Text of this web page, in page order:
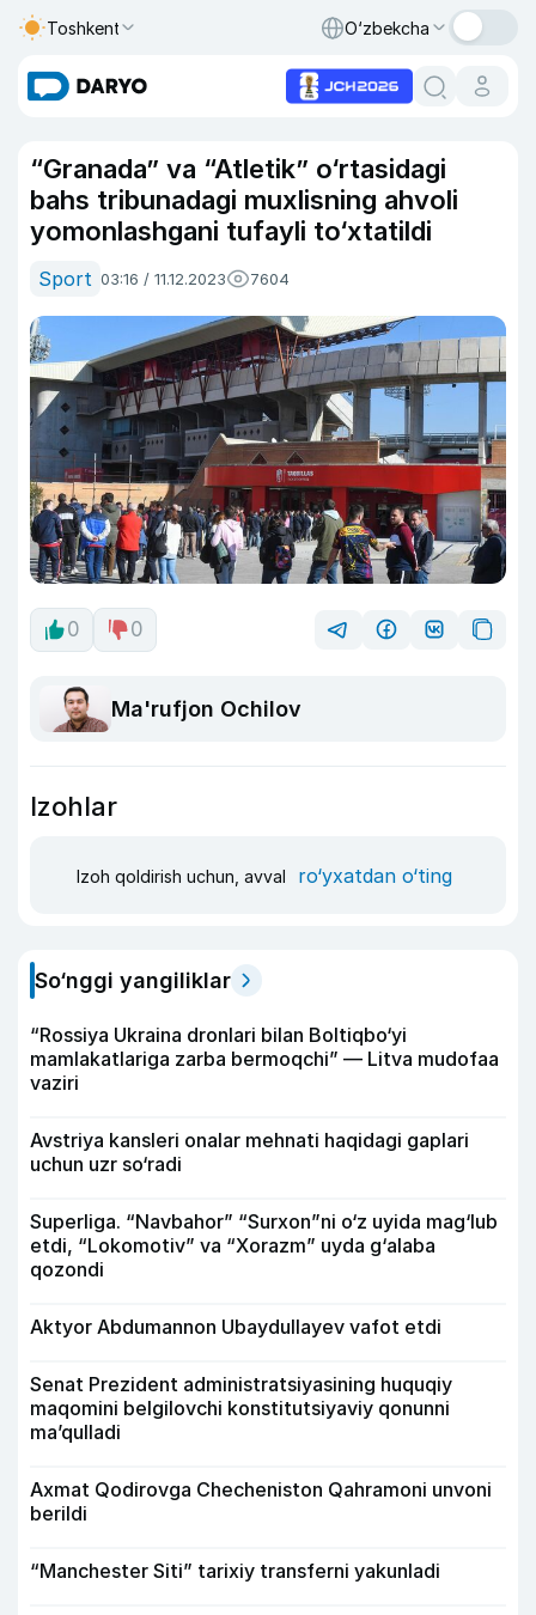
Toshkent O‘zbekcha
“Granada” va “Atletik” o‘rtasidagi
bahs tribunadagi muxlisning ahvoli
yomonlashgani tufayli to‘xtatildi
Sport 03:16 / 11.12.2023 7604
0 0
Ma'rufjon Ochilov
Izohlar
Izoh qoldirish uchun, avval ro‘yxatdan o‘ting
So‘nggi yangiliklar
“Rossiya Ukraina dronlari bilan Boltiqbo‘yi
mamlakatlariga zarba bermoqchi” — Litva mudofaa
vaziri
Avstriya kansleri onalar mehnati haqidagi gaplari
uchun uzr so‘radi
Superliga. “Navbahor” “Surxon”ni o‘z uyida mag‘lub
etdi, “Lokomotiv” va “Xorazm” uyda g‘alaba
qozondi
Aktyor Abdu­mannon Ubaydullayev vafot etdi
Senat Prezident administratsiyasining huquqiy
maqomini belgilovchi konstitutsiyaviy qonunni
ma’qulladi
Axmat Qodirovga Checheniston Qahramoni unvoni
berildi
“Manchester Siti” tarixiy transferni yakunladi